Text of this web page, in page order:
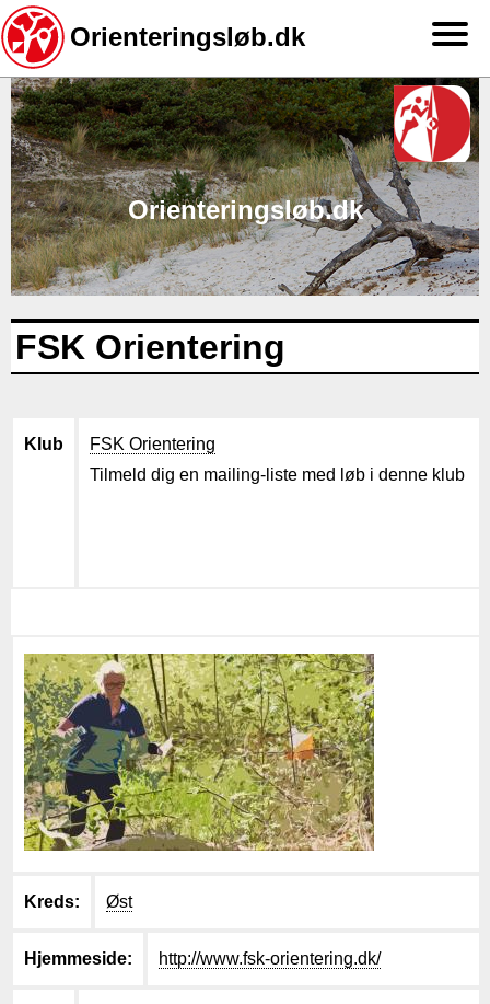
Gå
til
hovedindhold
Orienteringsløb.dk
Orienteringsløb.dk
FSK Orientering
Klub
FSK Orientering
Tilmeld dig en mailing-liste med løb i denne klub
Kreds Øst
Hjemmeside http://www.fsk-orientering.dk/